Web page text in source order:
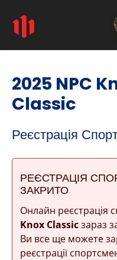
2025 NPC
Classic
Реєстрація
РЕЄСТРАЦІЯ
ЗАКРИТО
Онлайн реєстрація
Knox Classicзараз
Ви все ще можете
реєстрації